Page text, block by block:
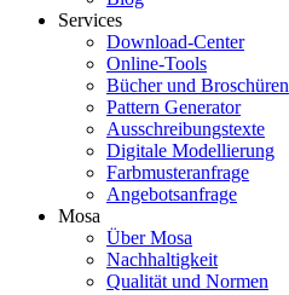
Services
Download-Center
Online-Tools
Bücher und Broschüren
Pattern Generator
Ausschreibungstexte
Digitale Modellierung
Farbmusteranfrage
Angebotsanfrage
Mosa
Über Mosa
Nachhaltigkeit
Qualität und Normen